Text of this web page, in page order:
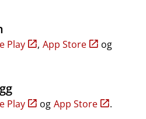
Play , App Store
og
Play og App Store .